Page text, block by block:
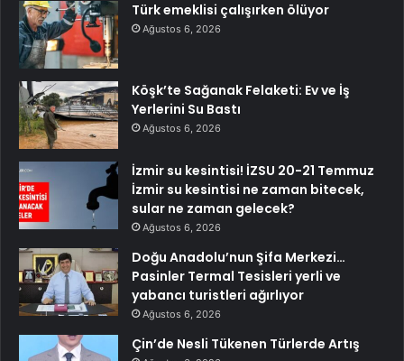
Türk emeklisi çalışırken ölüyor
Ağustos 6, 2026
Köşk’te Sağanak Felaketi: Ev ve İş
Yerlerini Su Bastı
Ağustos 6, 2026
İzmir su kesintisi! İZSU 20-21 Temmuz
İzmir su kesintisi ne zaman bitecek,
sular ne zaman gelecek?
Ağustos 6, 2026
Doğu Anadolu’nun Şifa Merkezi…
Pasinler Termal Tesisleri yerli ve
yabancı turistleri ağırlıyor
Ağustos 6, 2026
Çin’de Nesli Tükenen Türlerde Artış